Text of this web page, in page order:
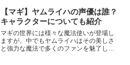
ババ モルジアナマギ アリババとモルジア
ナの関係は非常に深...
【マギ】ヤムライハの声優は誰？
キャラクターについても紹介
マギの世界には様々な魔法使いが登場し
ますが、中でもヤムライハはその美しさ
と強力な魔法で多くのファンを魅了して